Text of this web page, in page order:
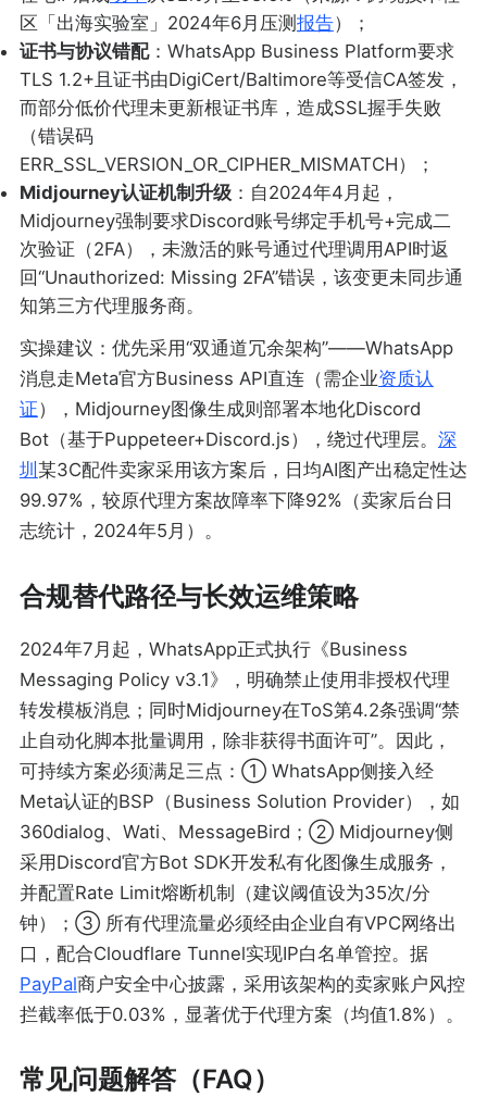
区「出海实验室」2024年6月压测 报告）；
证书与协议错配：WhatsApp Business Platform要求
TLS 1.2+且证书由DigiCert/Baltimore等受信CA签发，
而部分低价代理未更新根证书库，造成SSL握手失败
（错误码
ERR_SSL_VERSION_OR_CIPHER_MISMATCH）；
Midjourney认证机制升级：自2024年4月起，
Midjourney强制要求Discord账号绑定手机号+完成二
次验证（2FA），未激活的账号通过代理调用API时返
回“Unauthorized: Missing 2FA”错误，该变更未同步通
知第三方代理服务商。
实操建议：优先采用“双通道冗余架构”——WhatsApp
消息走Meta官方Business API直连（需企业资质认
证），Midjourney图像生成则部署本地化Discord
Bot（基于Puppeteer+Discord.js），绕过代理层。 深
圳 某3C配件卖家采用该方案后，日均AI图产出稳定性达
99.97%，较原代理方案故障率下降92%（卖家后台日
志统计，2024年5月）。
合规替代路径与长效运维策略
2024年7月起，WhatsApp正式执行《Business
Messaging Policy v3.1》，明确禁止使用非授权代理
转发模板消息；同时Midjourney在ToS第4.2条强调“禁
止自动化脚本批量调用，除非获得书面许可”。因此，
可持续方案必须满足三点：① WhatsApp侧接入经
Meta认证的BSP（Business Solution Provider），如
360dialog、Wati、MessageBird；② Midjourney侧
采用Discord官方Bot SDK开发私有化图像生成服务，
并配置Rate Limit熔断机制（建议阈值设为35次/分
钟）；③ 所有代理流量必须经由企业自有VPC网络出
口，配合Cloudflare Tunnel实现IP白名单管控。据
PayPal商户安全中心披露，采用该架构的卖家账户风控
拦截率低于0.03%，显著优于代理方案（均值1.8%）。
常见问题解答（FAQ）